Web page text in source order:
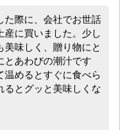
た際に、会社でお世話
産に買いました。少し
味しく、贈り物にと
とあわびの潮汁です
温めるとすぐに食べら
るとグッと美味しくな